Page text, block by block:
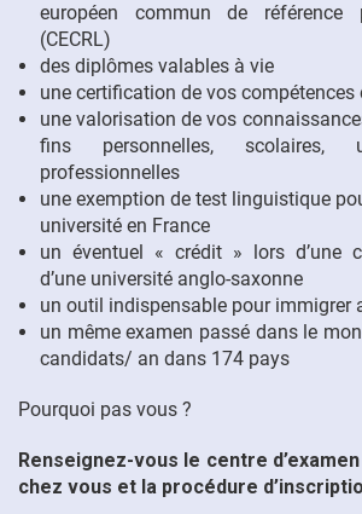
européen commun de référence
(CECRL)
des diplômes valables à vie
une certification de vos compétences
une valorisation de vos
fins personnelles, scolaires,
professionnelles
une exemption de test linguistique
université en France
un éventuel « crédit » lors d’une
d’une université anglo-saxonne
un outil indispensable pour immigrer
un même examen passé dans le
candidats/ an dans 174 pays
Pourquoi pas vous ?
Renseignez-vous le centre
chez vous et la procédure